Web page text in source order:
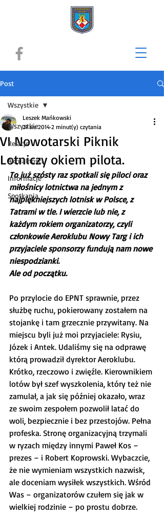
Post
Wszystkie
Relacje
Aktualności
Informacje
Spotkania
Wszystkie
VI Nowotarski Piknik
Lotniczy okiem pilota.
Leszek Mańkowski
21 sie 2014 2 minut(y) czytania
To już szósty raz spotkali się piloci oraz
miłośnicy lotnictwa na jednym z
najpiękniejszych lotnisk w Polsce, z
Tatrami w tle. I wierzcie lub nie, z
każdym rokiem organizatorzy, czyli
członkowie Aeroklubu Nowy Targ i ich
przyjaciele sponsorzy fundują nam nowe
niespodzianki.
Ale od początku.
Po przylocie do EPNT sprawnie, przez
służbę ruchu, pokierowany zostałem na
stojankę i tam grzecznie przywitany. Na
miejscu byli już moi przyjaciele: Rysiu,
Józek i Antek. Udaliśmy się na odprawę
którą prowadził dyrektor Aeroklubu.
Krótko, rzeczowo i zwięźle. Kierownikiem
lotów był szef wyszkolenia, który też nie
zamulał, a jak się później okazało, wraz
ze swoim zespołem pozwolił latać do
woli, bezpiecznie i bez przestojów. Pełna
profeska. Stronę organizacyjną trzymali
w ryzach między innymi Paweł Kos –
prezes – i Robert Koprowski. Wybaczcie,
że nie wymieniam wszystkich nazwisk,
ale doceniam wysiłek wszystkich. Wśród
Was – organizatorów czułem się jak w
wielkiej rodzinie – po prostu dobrze.